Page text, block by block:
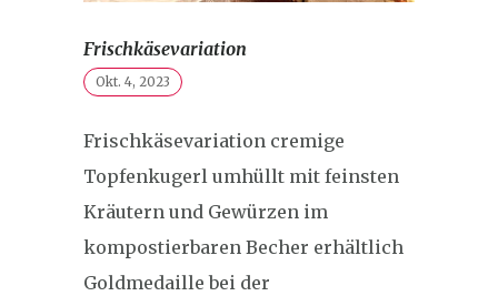
Frischkäsevariation
Okt. 4, 2023
Frischkäsevariation cremige
Topfenkugerl umhüllt mit feinsten
Kräutern und Gewürzen im
kompostierbaren Becher erhältlich
Goldmedaille bei der